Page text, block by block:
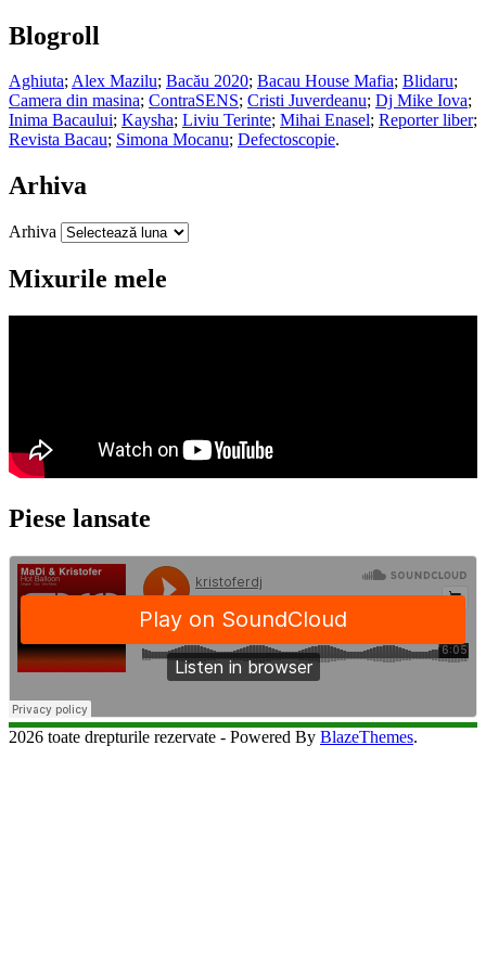
Blogroll
Aghiuta;Alex Mazilu; Bacău 2020; Bacau House Mafia; Blidaru;
Camera din masina; ContraSENS; Cristi Juverdeanu; Dj Mike Iova;
Inima Bacaului; Kaysha; Liviu Terinte; Mihai Enasel; Reporter liber;
Revista Bacau; Simona Mocanu; Defectoscopie.
Arhiva
Arhiva
Mixurile mele
Piese lansate
2026 toate drepturile rezervate - Powered By BlazeThemes.